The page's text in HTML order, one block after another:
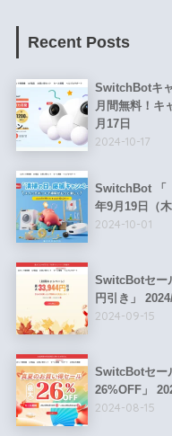
Recent Posts
SwitchBotキ
月間無料！キ
月17日
2024-10-17
SwitchBot 「
年9月19日（
2024-10-01
SwitcBotセー
円引き」
2024-09-15
SwitcBotセー
26%OFF」
2024-08-15